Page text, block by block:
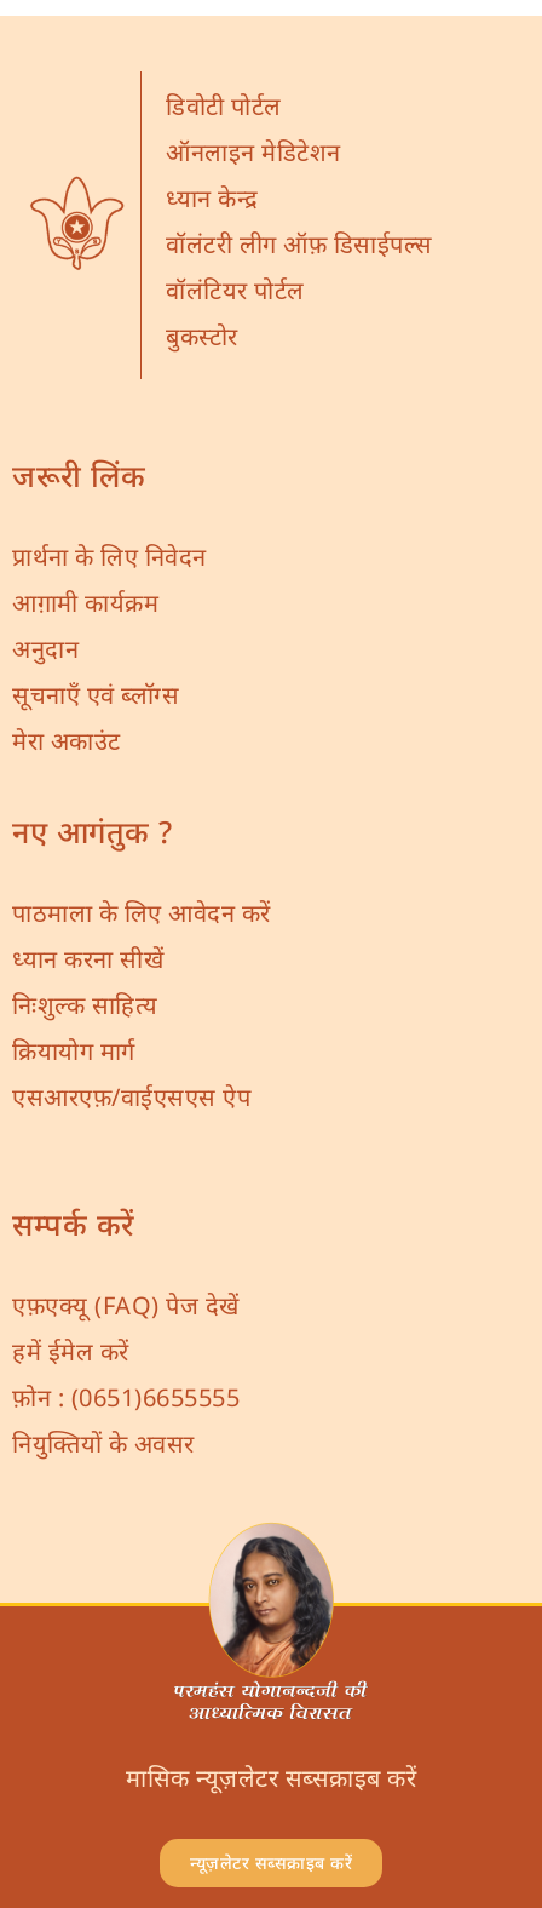
डिवोटी पोर्टल
ऑनलाइन मेडिटेशन
ध्यान केन्द्र
वॉलंटरी लीग ऑफ़ डिसाईपल्स
वॉलंटियर पोर्टल
बुकस्टोर
जरूरी लिंक
प्रार्थना के लिए निवेदन
आग़ामी कार्यक्रम
अनुदान
सूचनाएँ एवं ब्लॉग्स
मेरा अकाउंट
नए आगंतुक ?
पाठमाला के लिए आवेदन करें
ध्यान करना सीखें
निःशुल्क साहित्य
क्रियायोग मार्ग
एसआरएफ़/वाईएसएस ऐप
सम्पर्क करें
एफ़एक्यू (FAQ) पेज देखें
हमें ईमेल करें
फ़ोन : (0651)6655555
नियुक्तियों के अवसर
मासिक न्यूज़लेटर सब्सक्राइब करें
न्यूज़लेटर सब्सक्राइब करें